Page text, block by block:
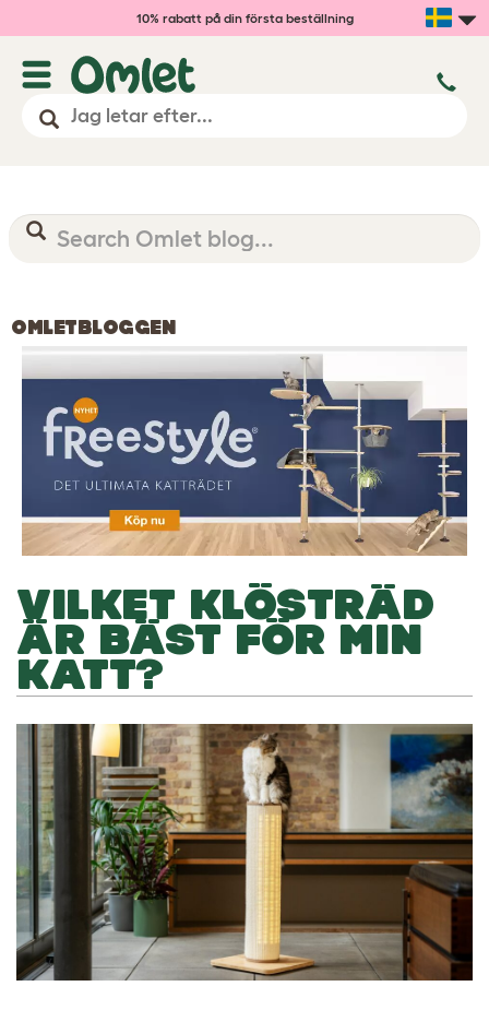
10% rabatt på din första beställning
OMLETBLOGGEN
VILKET KLÖSTRÄD
ÄR BÄST FÖR MIN
KATT?